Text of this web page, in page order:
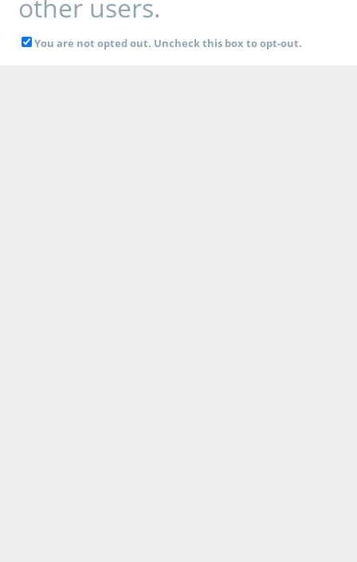
other users.
You are not opted out. Uncheck this box to opt-out.